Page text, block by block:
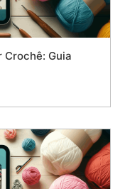
Guia